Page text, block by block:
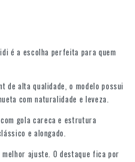
é a escolha perfeita para quem
de alta qualidade, o modelo possui
com naturalidade e leveza.
gola careca e estrutura
e alongado.
ajuste. O destaque fica por